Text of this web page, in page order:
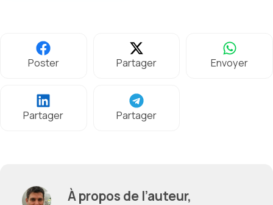
Poster Partager Envoyer
Partager Partager
À propos de l’auteur,